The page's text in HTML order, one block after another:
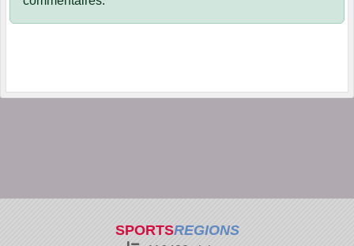
SPORTSREGIONS